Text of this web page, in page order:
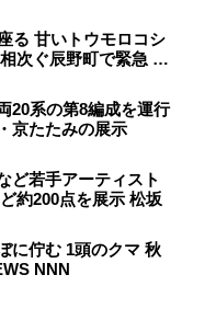
る 甘いトウモロコシ
次ぐ辰野町で緊急 …
20系の第8編成を運行
京たたみの展示
ど若手アーティスト
約200点を展示 松坂
に佇む 1頭のクマ 秋
NNN